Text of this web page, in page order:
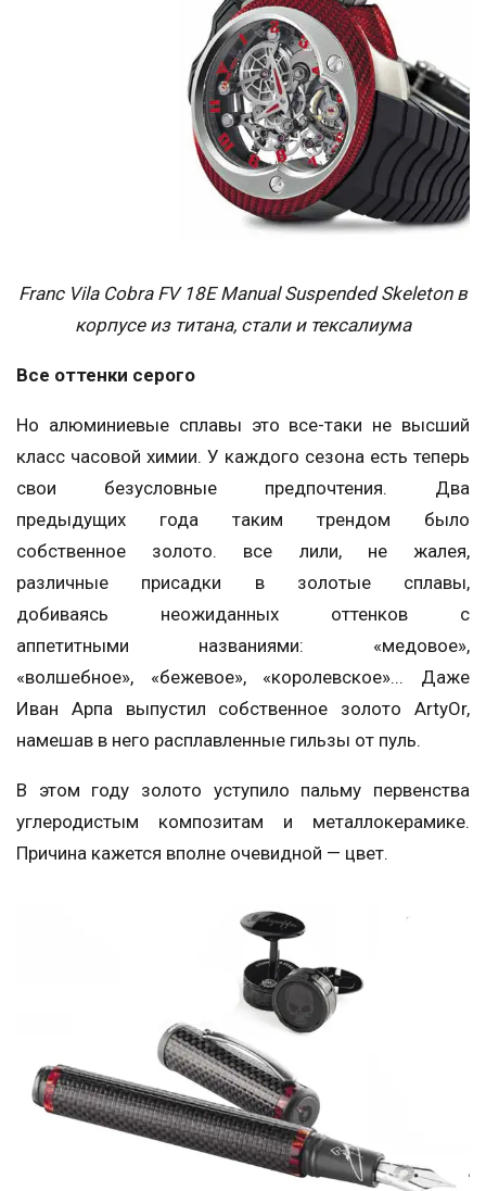
Franc Vila Cobra FV 18E Manual Suspended Skeleton в
корпусе из титана, стали и тексалиума
Все оттенки серого
Но алюминиевые сплавы это все-таки не высший
класс часовой химии. У каждого сезона есть теперь
свои безусловные предпочтения. Два
предыдущих года таким трендом было
собственное золото. все лили, не жалея,
различные присадки в золотые сплавы,
добиваясь неожиданных оттенков с
аппетитными названиями: «медовое»,
«волшебное», «бежевое», «королевское»... Даже
Иван Арпа выпустил собственное золото ArtyOr,
намешав в него расплавленные гильзы от пуль.
В этом году золото уступило пальму первенства
углеродистым композитам и металлокерамике.
Причина кажется вполне очевидной — цвет.